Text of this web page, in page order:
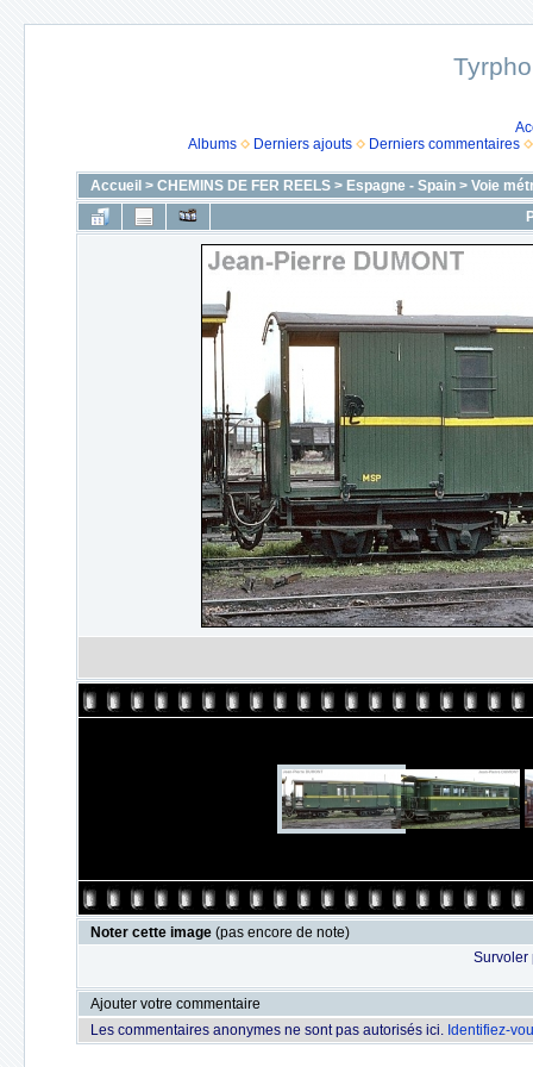
Albums
Derniers ajouts Derniers commentaires
Accueil > CHEMINS DE FER REELS> Espagne - Spain> Voie
Noter cette image (pas encore de note)
Survoler
Ajouter votre commentaire
Les commentaires anonymes ne sont pas autorisés ici. Identifiez-